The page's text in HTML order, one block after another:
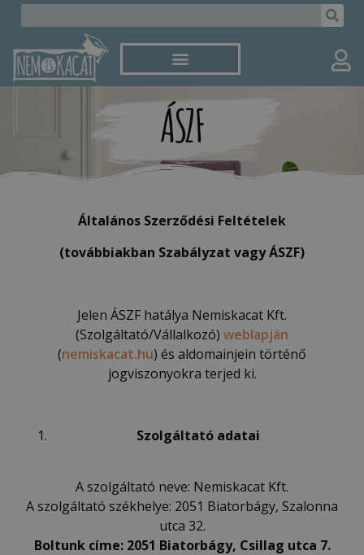
ÁSZF
Általános Szerződési Feltételek
(továbbiakban Szabályzat vagy ÁSZF)
Jelen ÁSZF hatálya Nemiskacat Kft.
(Szolgáltató/Vállalkozó) weblapján
(nemiskacat.hu) és aldomainjein történő
jogviszonyokra terjed ki.
Szolgáltató adatai
A szolgáltató neve: Nemiskacat Kft.
A szolgáltató székhelye: 2051 Biatorbágy, Szalonna
utca 32.
Boltunkcíme: 2051 Biatorbágy, Csillag utca 7.